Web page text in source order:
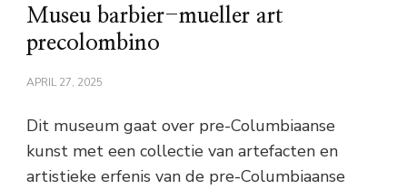
Museu barbier-mueller art
precolombino
APRIL 27, 2025
Dit museum gaat over pre-Columbiaanse
kunst met een collectie van artefacten en
artistieke erfenis van de pre-Columbiaanse